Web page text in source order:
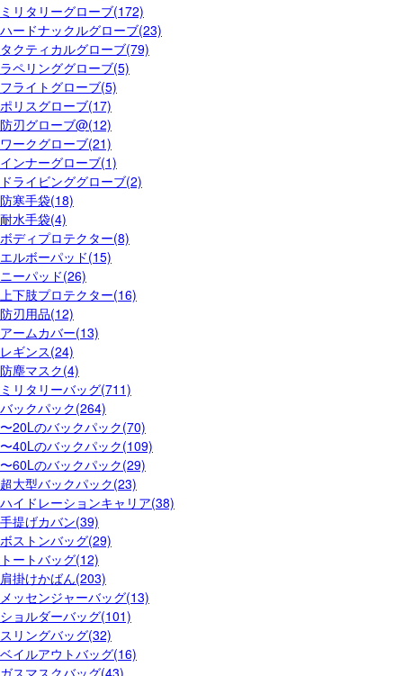
ミリタリーグローブ(172)
ハードナックルグローブ(23)
タクティカルグローブ(79)
ラペリンググローブ(5)
フライトグローブ(5)
ポリスグローブ(17)
防刃グローブ@(12)
ワークグローブ(21)
インナーグローブ(1)
ドライビンググローブ(2)
防寒手袋(18)
耐水手袋(4)
ボディプロテクター(8)
エルボーパッド(15)
ニーパッド(26)
上下肢プロテクター(16)
防刃用品(12)
アームカバー(13)
レギンス(24)
防塵マスク(4)
ミリタリーバッグ(711)
バックパック(264)
〜20Lのバックパック(70)
〜40Lのバックパック(109)
〜60Lのバックパック(29)
超大型バックパック(23)
ハイドレーションキャリア(38)
手提げカバン(39)
ボストンバッグ(29)
トートバッグ(12)
肩掛けかばん(203)
メッセンジャーバッグ(13)
ショルダーバッグ(101)
スリングバッグ(32)
ベイルアウトバッグ(16)